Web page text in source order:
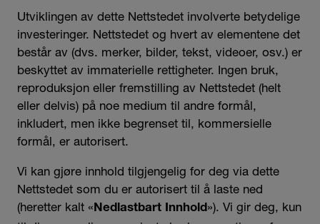
Utviklingen av dette Nettstedet involverte betydelige
investeringer. Nettstedet og hvert av elementene det
består av (dvs. merker, bilder, tekst, videoer, osv.) er
beskyttet av immaterielle rettigheter. Ingen bruk,
reproduksjon eller fremstilling av Nettstedet (helt
eller delvis) på noe medium til andre formål,
inkludert, men ikke begrenset til, kommersielle
formål, er autorisert.
Vi kan gjøre innhold tilgjengelig for deg via dette
Nettstedet som du er autorisert til å laste ned
(heretter kalt «Nedlastbart Innhold»). Vi gir deg, kun